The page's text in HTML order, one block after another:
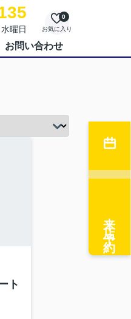
曜日 お気に入り
0
お問い合わせ
ト
来店予約